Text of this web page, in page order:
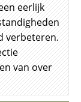
eerlijk
verbeteren.
van over